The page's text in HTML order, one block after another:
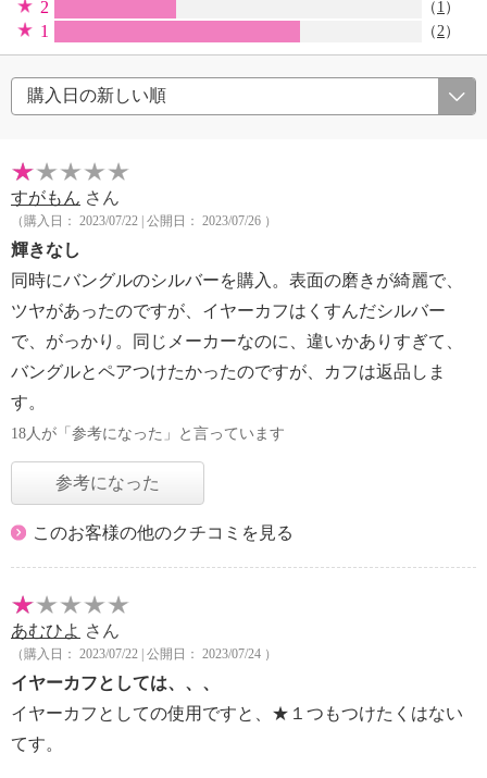
2 （ 1 ）
1 （2）
すがもん さん
（購入日： 2023/07/22 | 公開日： 2023/07/26 ）
輝きなし
同時にバングルのシルバーを購入。表面の磨きが綺麗で、
ツヤがあったのですが、イヤーカフはくすんだシルバー
で、がっかり。同じメーカーなのに、違いかありすぎて、
バングルとペアつけたかったのですが、カフは返品しま
す。
18人が「参考になった」と言っています
参考になった
このお客様の他のクチコミを見る
あむひよ さん
（購入日： 2023/07/22 | 公開日： 2023/07/24 ）
イヤーカフとしては、、、
イヤーカフとしての使用ですと、★１つもつけたくはない
てす。